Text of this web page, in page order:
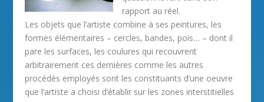
rapport au réel.
Les objets que l’artiste combine à ses peintures, les
formes élémentaires – cercles, bandes, pois… – dont il
pare les surfaces, les coulures qui recouvrent
arbitrairement ces dernières comme les autres
procédés employés sont les constituants d’une oeuvre
que l’artiste a choisi d’établir sur les zones interstitielles